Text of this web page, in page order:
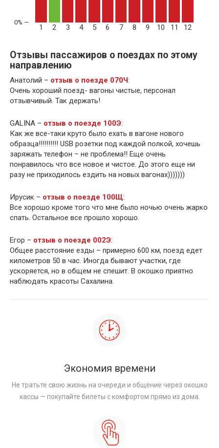
1 2 3 4 5 6 7 8 9 10 11 12
Отзывы пассажиров о поездах по этому
направлению
Анатолий – отзыв о поезде 070Ч:
Очень хороший поезд- вагоны чистые, персонал
отзывчивый. Так держать!
GALINA – отзыв о поезде 100Э:
Как же все-таки круто было ехать в вагоне нового
образца!!!!!!!!!! USB розетки под каждой полкой, хочешь
заряжать телефон – не проблема!! Еще очень
понравилось что все новое и чистое. До этого еще ни
разу не приходилось ездить на новых вагонах)))))))
Ирусик – отзыв о поезде 100Щ:
Все хорошо кроме того что мне было ночью очень жарко
спать. Остальное все прошло хорошо.
Егор – отзыв о поезде 002Э:
Общее расстояние езды – примерно 600 км, поезд едет
километров 50 в час. Иногда бывают участки, где
ускоряется, но в общем не спешит. В окошко приятно
наблюдать красоты Сахалина.
Экономия времени
Не тратьте свою жизнь на очереди и общение через окошко
кассы — покупайте билеты с комфортом прямо из дома.